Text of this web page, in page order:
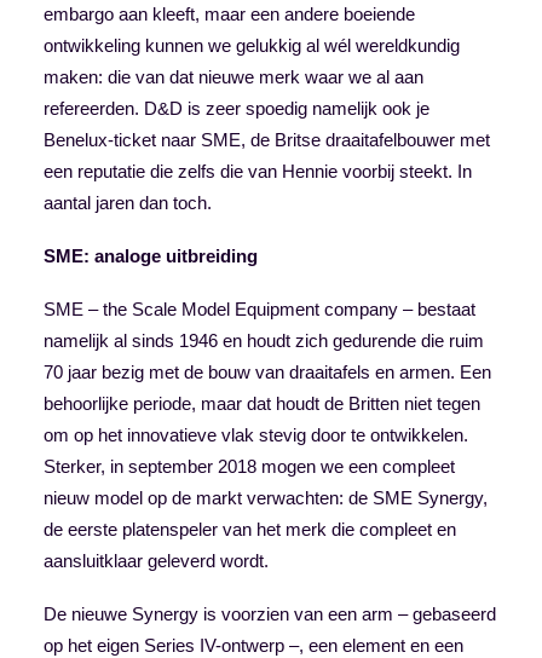
embargo aan kleeft, maar een andere boeiende
ontwikkeling kunnen we gelukkig al wél wereldkundig
maken: die van dat nieuwe merk waar we al aan
refereerden. D&D is zeer spoedig namelijk ook je
Benelux-ticket naar SME, de Britse draaitafelbouwer met
een reputatie die zelfs die van Hennie voorbij steekt. In
aantal jaren dan toch.
SME: analoge uitbreiding
SME – the Scale Model Equipment company – bestaat
namelijk al sinds 1946 en houdt zich gedurende die ruim
70 jaar bezig met de bouw van draaitafels en armen. Een
behoorlijke periode, maar dat houdt de Britten niet tegen
om op het innovatieve vlak stevig door te ontwikkelen.
Sterker, in september 2018 mogen we een compleet
nieuw model op de markt verwachten: de SME Synergy,
de eerste platenspeler van het merk die compleet en
aansluitklaar geleverd wordt.
De nieuwe Synergy is voorzien van een arm – gebaseerd
op het eigen Series IV-ontwerp –, een element en een